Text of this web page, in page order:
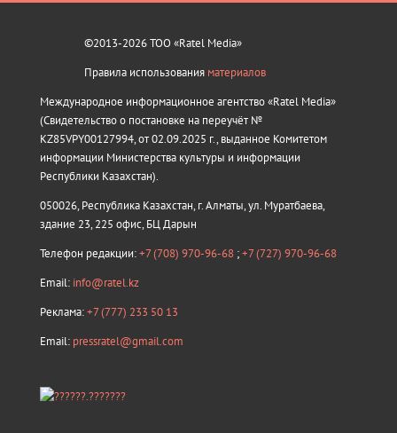
©2013-2026 ТОО «Ratel Media»
Правила использования материалов
Международное информационное агентство «Ratel Media»
(Свидетельство о постановке на переучёт №
KZ85VPY00127994, от 02.09.2025 г., выданное Комитетом
информации Министерства культуры и информации
Республики Казахстан).
050026, Республика Казахстан, г. Алматы, ул. Муратбаева,
здание 23, 225 офис, БЦ Дарын
Телефон редакции:+7 (708) 970-96-68 ;+7 (727) 970-96-68
Email: info@ratel.kz
Реклама:+7 (777) 233 50 13
Email: pressratel@gmail.com